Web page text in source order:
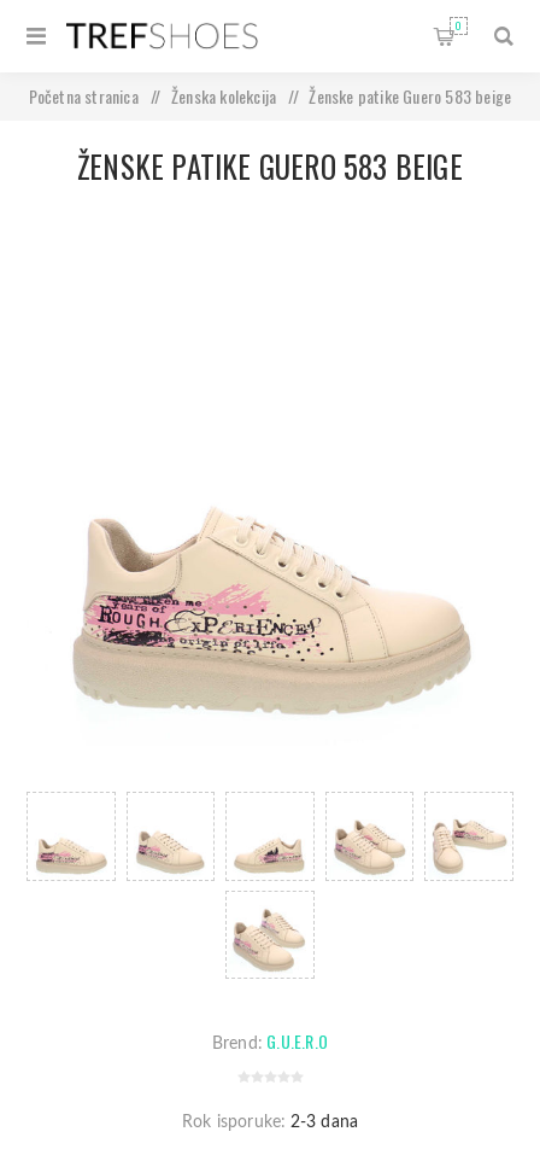
0
Početna stranica / Ženska kolekcija / Ženske patike Guero 583 beige
ŽENSKE PATIKE GUERO 583 BEIGE
Brend: G.U.E.R.O
Rok isporuke: 2-3 dana